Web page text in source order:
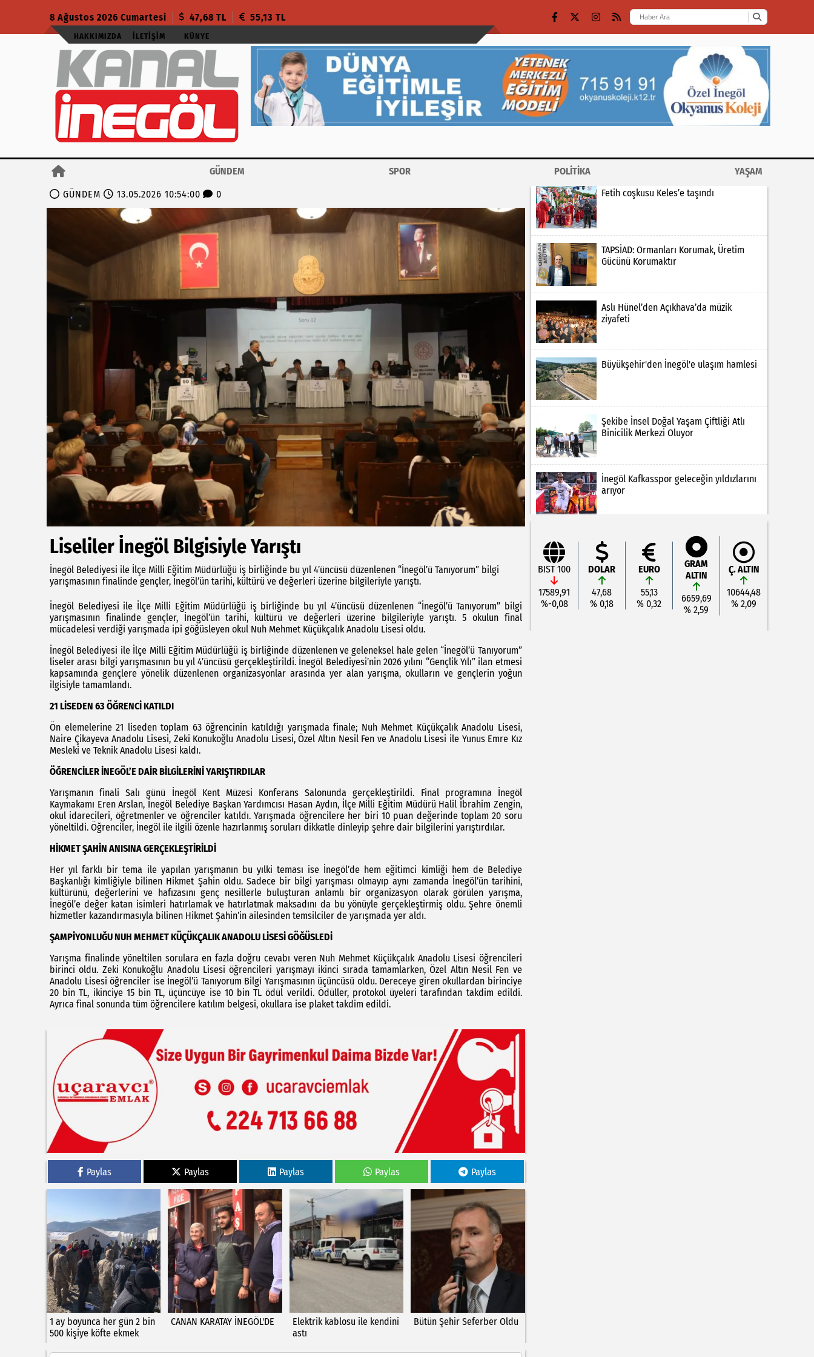
8 Ağustos 2026 Cumartesi 47,68 TL 55,13 TL
HAKKIMIZDA İLETIŞIM KÜNYE
GÜNDEM SPOR POLİTİKA
YAŞAM
GÜNDEM
13.05.2026 10:54:00 0
Liseliler İnegöl Bilgisiyle Yarıştı
İnegöl Belediyesi ile İlçe Milli Eğitim Müdürlüğü iş birliğinde bu yıl 4’üncüsü düzenlenen “İnegöl’ü Tanıyorum” bilgi
yarışmasının finalinde gençler, İnegöl’ün tarihi, kültürü ve değerleri üzerine bilgileriyle yarıştı.
İnegöl Belediyesi ile İlçe Milli Eğitim Müdürlüğü iş birliğinde bu yıl 4’üncüsü düzenlenen “İnegöl’ü Tanıyorum” bilgi
yarışmasının finalinde gençler, İnegöl’ün tarihi, kültürü ve değerleri üzerine bilgileriyle yarıştı. 5 okulun final
mücadelesi verdiği yarışmada ipi göğüsleyen okul Nuh Mehmet Küçükçalık Anadolu Lisesi oldu.
İnegöl Belediyesi ile İlçe Milli Eğitim Müdürlüğü iş birliğinde düzenlenen ve geleneksel hale gelen “İnegöl’ü Tanıyorum”
liseler arası bilgi yarışmasının bu yıl 4’üncüsü gerçekleştirildi. İnegöl Belediyesi’nin 2026 yılını “Gençlik Yılı” ilan etmesi
kapsamında gençlere yönelik düzenlenen organizasyonlar arasında yer alan yarışma, okulların ve gençlerin yoğun
ilgisiyle tamamlandı.
21 LİSEDEN 63 ÖĞRENCİ KATILDI
Ön elemelerine 21 liseden toplam 63 öğrencinin katıldığı yarışmada finale; Nuh Mehmet Küçükçalık Anadolu Lisesi,
Naire Çikayeva Anadolu Lisesi, Zeki Konukoğlu Anadolu Lisesi, Özel Altın Nesil Fen ve Anadolu Lisesi ile Yunus Emre Kız
Mesleki ve Teknik Anadolu Lisesi kaldı.
ÖĞRENCİLER İNEGÖL’E DAİR BİLGİLERİNİ YARIŞTIRDILAR
Yarışmanın finali Salı günü İnegöl Kent Müzesi Konferans Salonunda gerçekleştirildi. Final programına İnegöl
Kaymakamı Eren Arslan, İnegöl Belediye Başkan Yardımcısı Hasan Aydın, İlçe Milli Eğitim Müdürü Halil İbrahim Zengin,
okul idarecileri, öğretmenler ve öğrenciler katıldı. Yarışmada öğrencilere her biri 10 puan değerinde toplam 20 soru
yöneltildi. Öğrenciler, İnegöl ile ilgili özenle hazırlanmış soruları dikkatle dinleyip şehre dair bilgilerini yarıştırdılar.
HİKMET ŞAHİN ANISINA GERÇEKLEŞTİRİLDİ
Her yıl farklı bir tema ile yapılan yarışmanın bu yılki teması ise İnegöl’de hem eğitimci kimliği hem de Belediye
Başkanlığı kimliğiyle bilinen Hikmet Şahin oldu. Sadece bir bilgi yarışması olmayıp aynı zamanda İnegöl’ün tarihini,
kültürünü, değerlerini ve hafızasını genç nesillerle buluşturan anlamlı bir organizasyon olarak görülen yarışma,
İnegöl’e değer katan isimleri hatırlamak ve hatırlatmak maksadını da bu yönüyle gerçekleştirmiş oldu. Şehre önemli
hizmetler kazandırmasıyla bilinen Hikmet Şahin’in ailesinden temsilciler de yarışmada yer aldı.
ŞAMPİYONLUĞU NUH MEHMET KÜÇÜKÇALIK ANADOLU LİSESİ GÖĞÜSLEDİ
Yarışma finalinde yöneltilen sorulara en fazla doğru cevabı veren Nuh Mehmet Küçükçalık Anadolu Lisesi öğrencileri
birinci oldu. Zeki Konukoğlu Anadolu Lisesi öğrencileri yarışmayı ikinci sırada tamamlarken, Özel Altın Nesil Fen ve
Anadolu Lisesi öğrenciler ise İnegöl’ü Tanıyorum Bilgi Yarışmasının üçüncüsü oldu. Dereceye giren okullardan birinciye
20 bin TL, ikinciye 15 bin TL, üçüncüye ise 10 bin TL ödül verildi. Ödüller, protokol üyeleri tarafından takdim edildi.
Ayrıca final sonunda tüm öğrencilere katılım belgesi, okullara ise plaket takdim edildi.
Paylas Paylas Paylas Paylas Paylas
1 ay boyunca her gün 2 bin
500 kişiye köfte ekmek
CANAN KARATAY İNEGÖL'DE
Elektrik kablosu ile kendini
astı
Bütün Şehir Seferber Oldu
Fetih coşkusu Keles’e taşındı
TAPSİAD: Ormanları Korumak, Üretim
Gücünü Korumaktır
Aslı Hünel’den Açıkhava’da müzik
ziyafeti
Büyükşehir'den İnegöl'e ulaşım hamlesi
Şekibe İnsel Doğal Yaşam Çiftliği Atlı
Binicilik Merkezi Oluyor
İnegöl Kafkasspor geleceğin yıldızlarını
arıyor
BIST 100
17589,91
%-0,08
DOLAR
47,68
% 0,18
EURO
55,13
% 0,32
GRAM
ALTIN
6659,69
% 2,59
Ç. ALTIN
10644,48
% 2,09